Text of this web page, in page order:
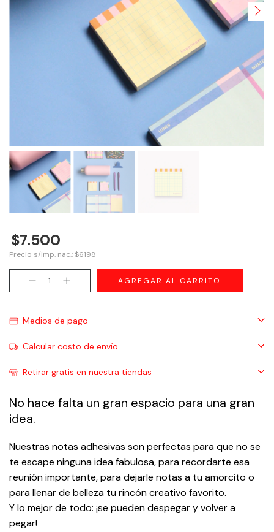
$7.500
Precio s/imp. nac.: $6198
Medios de pago
Calcular costo de envío
Retirar gratis en nuestra tiendas
No hace falta un gran espacio para una gran
idea.
Nuestras notas adhesivas son perfectas para que no se
te escape ninguna idea fabulosa, para recordarte esa
reunión importante, para dejarle notas a tu amorcito o
para llenar de belleza tu rincón creativo favorito.
Y lo mejor de todo: ¡se pueden despegar y volver a
pegar!